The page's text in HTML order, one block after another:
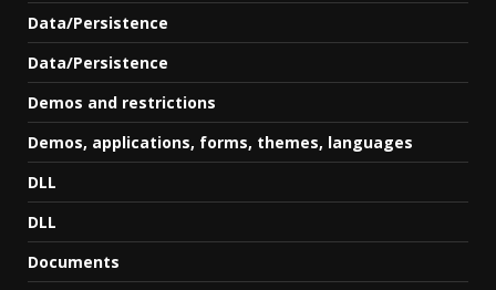
Data/Persistence
Data/Persistence
Demos and restrictions
Demos, applications, forms, themes, languages
DLL
DLL
Documents